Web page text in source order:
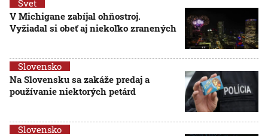
Svet
V Michigane zabíjal ohňostroj.
Vyžiadal si obeť aj niekoľko zranených
Slovensko
Na Slovensku sa zakáže predaj a
používanie niektorých petárd
Slovensko